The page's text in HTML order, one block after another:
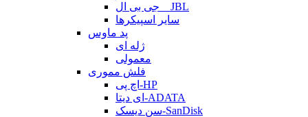
جی بی ال _ JBL
سایر اسپیکرها
پد ماوس
ژله ای
معمولی
فلش مموری
اچ پی-HP
ای دیتا-ADATA
سن دیسک-SanDisk